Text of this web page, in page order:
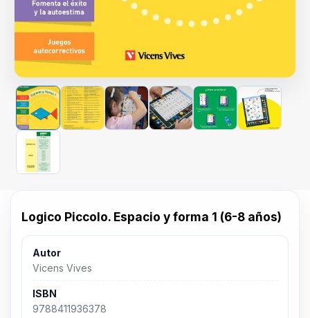
Logico Piccolo. Espacio y forma 1 (6-8 años)
Autor
Vicens Vives
ISBN
9788411936378